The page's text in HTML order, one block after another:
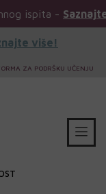
više!
više!
ZA PODRŠKU UČENJU